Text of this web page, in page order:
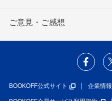
ご意見・ご感想
BOOKOFF公式サイト 企業情報